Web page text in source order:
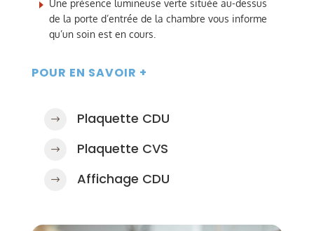
Une présence lumineuse verte située au-dessus
de la porte d’entrée de la chambre vous informe
qu’un soin est en cours.
POUR EN SAVOIR +
$ Plaquette CDU
$ Plaquette CVS
$ Affichage CDU